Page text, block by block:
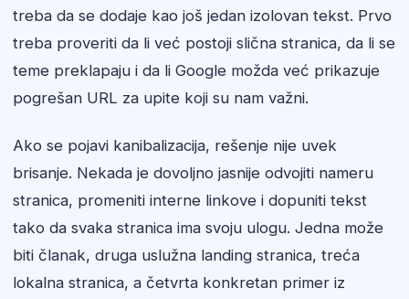
treba da se dodaje kao još jedan izolovan tekst. Prvo
treba proveriti da li već postoji slična stranica, da li se
teme preklapaju i da li Google možda već prikazuje
pogrešan URL za upite koji su nam važni.
Ako se pojavi kanibalizacija, rešenje nije uvek
brisanje. Nekada je dovoljno jasnije odvojiti nameru
stranica, promeniti interne linkove i dopuniti tekst
tako da svaka stranica ima svoju ulogu. Jedna može
biti članak, druga uslužna landing stranica, treća
lokalna stranica, a četvrta konkretan primer iz